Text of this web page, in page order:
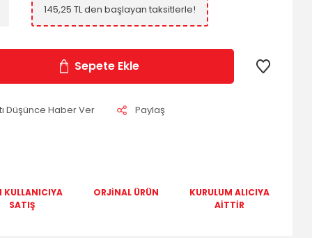
145,25 TL den başlayan taksitlerle!
Sepete Ekle
Düşünce Haber Ver Paylaş
KULLANICIYA
SATIŞ
ORJİNAL ÜRÜN
KURULUM ALICIYA
AİTTİR